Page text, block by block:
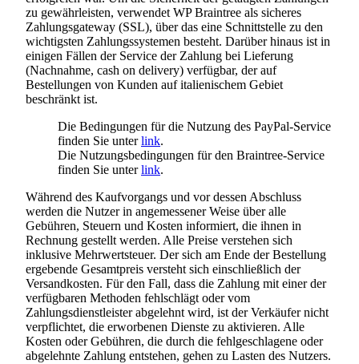
zu gewährleisten, verwendet WP Braintree als sicheres
Zahlungsgateway (SSL), über das eine Schnittstelle zu den
wichtigsten Zahlungssystemen besteht. Darüber hinaus ist in
einigen Fällen der Service der Zahlung bei Lieferung
(Nachnahme, cash on delivery) verfügbar, der auf
Bestellungen von Kunden auf italienischem Gebiet
beschränkt ist.
Die Bedingungen für die Nutzung des PayPal-Service
finden Sie unterlink.
Die Nutzungsbedingungen für den Braintree-Service
finden Sie unterlink.
Während des Kaufvorgangs und vor dessen Abschluss
werden die Nutzer in angemessener Weise über alle
Gebühren, Steuern und Kosten informiert, die ihnen in
Rechnung gestellt werden. Alle Preise verstehen sich
inklusive Mehrwertsteuer. Der sich am Ende der Bestellung
ergebende Gesamtpreis versteht sich einschließlich der
Versandkosten. Für den Fall, dass die Zahlung mit einer der
verfügbaren Methoden fehlschlägt oder vom
Zahlungsdienstleister abgelehnt wird, ist der Verkäufer nicht
verpflichtet, die erworbenen Dienste zu aktivieren. Alle
Kosten oder Gebühren, die durch die fehlgeschlagene oder
abgelehnte Zahlung entstehen, gehen zu Lasten des Nutzers.